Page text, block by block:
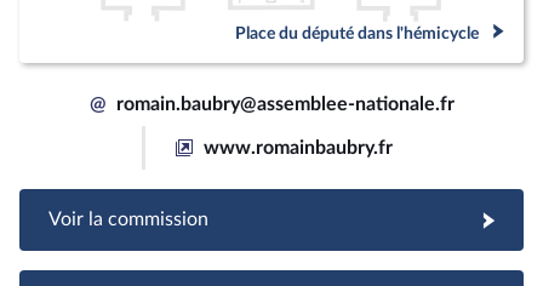
Place du député dans l'hémicycle
@ romain.baubry@assemblee-nationale.fr
www.romainbaubry.fr
Voir la commission